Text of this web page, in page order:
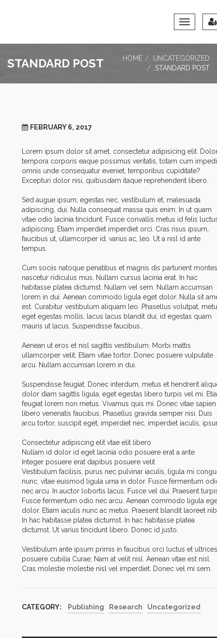
Toggle
Navigation
STANDARD POST HOME
UNCATEGORIZED
STANDARD POST
FEBRUARY 6, 2017
Lorem ipsum dolor sit amet, consectetur adipisicing elit.
tempora corporis eaque possimus veritatis, totam cum
omnis unde consequatur eveniet, temporibus cupiditate?
Excepturi dolor nisi, quibusdam itaque reprehenderit libero.
Sed augue ipsum, egestas nec, vestibulum et, malesuada
adipiscing, dui. Nulla consequat massa quis enim. In ut quam
vitae odio lacinia tincidunt. Fusce convallis metus id felis
adipiscing. Etiam imperdiet imperdiet orci. Cras risus ipsum,
faucibus ut, ullamcorper id, varius ac, leo. Ut a nisl id ante
tempus.
Cum sociis natoque penatibus et magnis dis parturient
nascetur ridiculus mus. Nullam cursus lacinia erat. In hac
habitasse platea dictumst. Nullam vel sem. Nullam accumsan
lorem in dui. Aenean commodo ligula eget dolor. Nulla sit
est. Curabitur vestibulum aliquam leo. Phasellus volutpat,
eget egestas mollis, lacus lacus blandit dui, id egestas quam
mauris ut lacus. Suspendisse faucibus..
Aenean ut eros et nisl sagittis vestibulum. Morbi mattis
ullamcorper velit. Etiam vitae tortor. Donec posuere vulputate
arcu. Nullam accumsan lorem in dui.
Suspendisse feugiat. Donec interdum, metus et hendrerit
dolor diam sagittis ligula, eget egestas libero turpis vel mi.
feugiat lorem non metus. Vivamus quis mi. Donec vitae
libero venenatis faucibus. Phasellus gravida semper nisi. Duis
arcu tortor, suscipit eget, imperdiet nec, imperdiet iaculis,
Consectetur adipiscing elit vtae elit libero
Nullam id dolor id eget lacinia odio posuere erat a ante
Integer posuere erat dapibus posuere velit
Vestibulum facilisis, purus nec pulvinar iaculis, ligula mi
nunc, vitae euismod ligula urna in dolor. Fusce fermentum
nec arcu. In auctor lobortis lacus. Fusce vel dui. Praesent
Fusce fermentum odio nec arcu. Aenean commodo ligula
dolor. Etiam iaculis nunc ac metus. Praesent blandit laoreet
In hac habitasse platea dictumst. In hac habitasse platea
dictumst. Ut varius tincidunt libero. Donec id justo.
Vestibulum ante ipsum primis in faucibus orci luctus et ultrices
posuere cubilia Curae; Nam at velit nisl. Aenean vitae est nisl.
Cras molestie molestie nisl vel imperdiet. Donec vel mi sem.
CATEGORY: Publishing Research Uncategorized